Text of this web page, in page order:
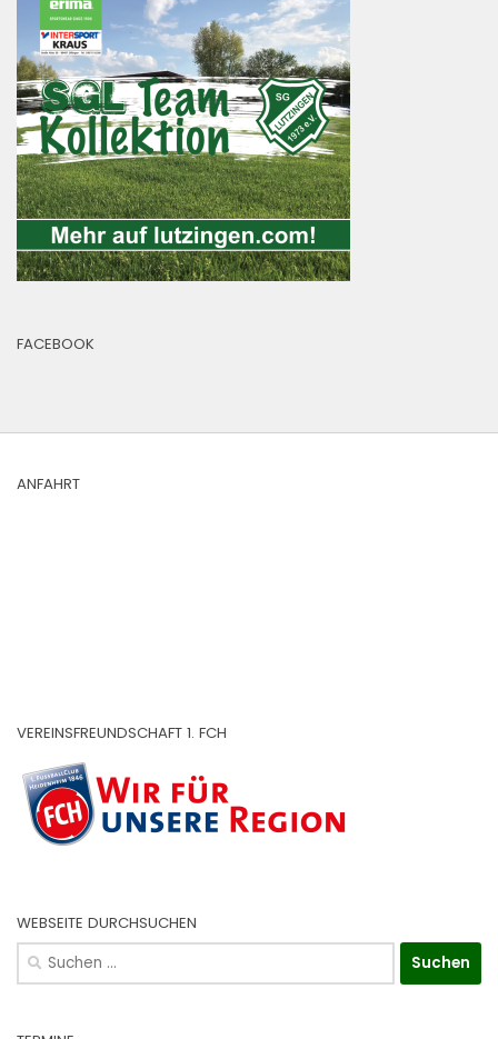
FACEBOOK
ANFAHRT
VEREINSFREUNDSCHAFT 1. FCH
WEBSEITE DURCHSUCHEN
Suchen
nach: